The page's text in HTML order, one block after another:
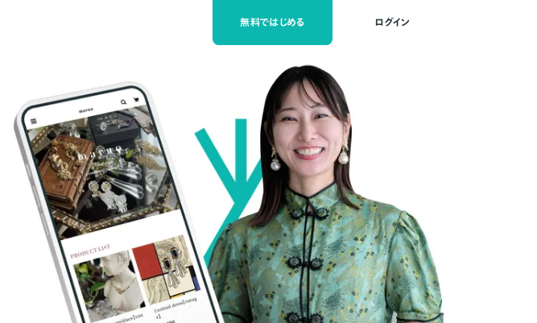
無料ではじめる ログイン